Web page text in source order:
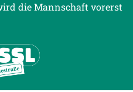
die Mannschaft vorerst